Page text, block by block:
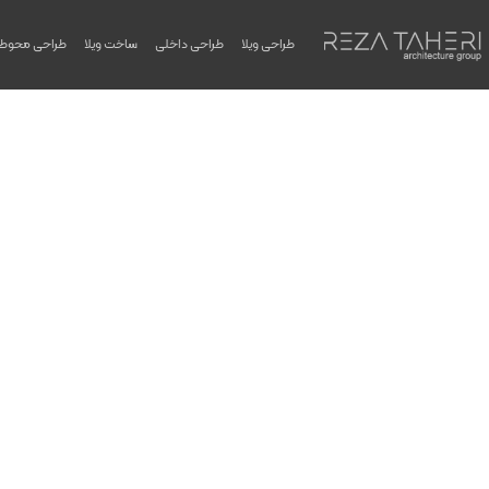
طراحی ویلا طراحی داخلی ساخت ویلا طراحی